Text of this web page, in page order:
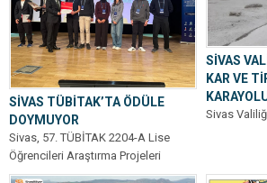
SİVAS TÜBİTAK’TA ÖDÜLE
DOYMUYOR
Sivas, 57. TÜBİTAK 2204-A Lise
Öğrencileri Araştırma Projeleri
Yarışması Kayseri Bölge Finali’nde
SİVAS
KAR VE
Sivas